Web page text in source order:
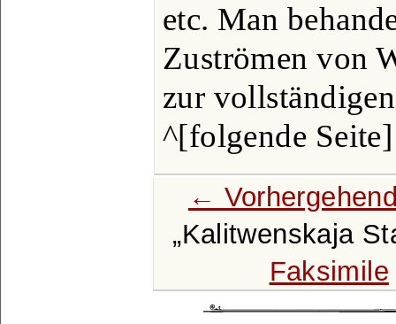
etc. Man
Zuströmen von
zur
^[folgende Seite]
←
Kalitwenskaja
Faksimile